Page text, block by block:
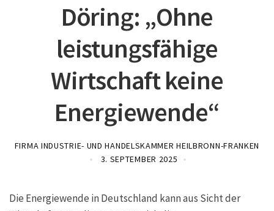
Döring: „Ohne
leistungsfähige
Wirtschaft keine
Energiewende“
FIRMA INDUSTRIE- UND HANDELSKAMMER HEILBRONN-FRANKEN
3. SEPTEMBER 2025
Die Energiewende in Deutschland kann aus Sicht der